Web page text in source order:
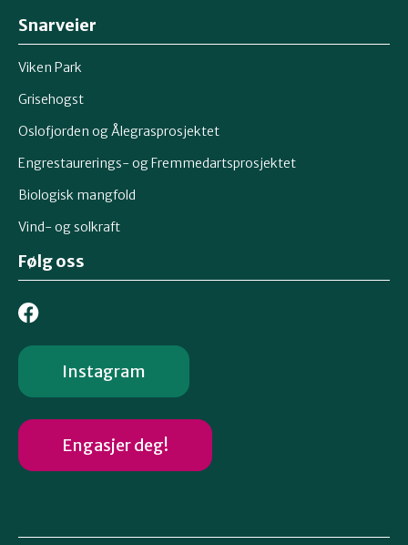
Snarveier
Viken Park
Grisehogst
Oslofjorden og Ålegrasprosjektet
Engrestaurerings- og Fremmedartsprosjektet
Biologisk mangfold
Vind- og solkraft
Følg oss
Instagram
Engasjer deg!